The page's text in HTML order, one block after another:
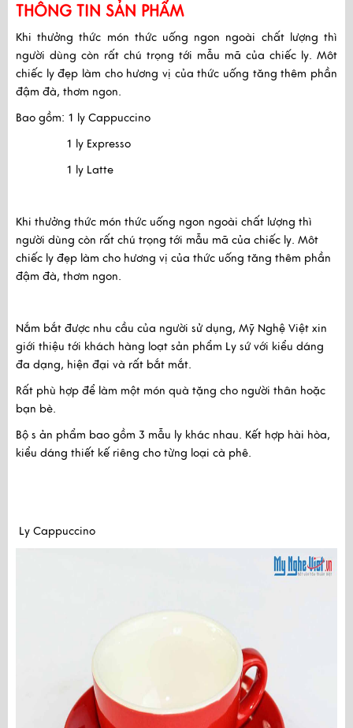
THÔNG TIN SẢN PHẨM
Khi thưởng thức món thức uống ngon ngoài chất lượng thì
người dùng còn rất chú trọng tới mẫu mã của chiếc ly. Môt
chiếc ly đẹp làm cho hương vị của thức uống tăng thêm phần
đậm đà, thơm ngon.
Bao gồm: 1 ly Cappuccino
1 ly Expresso
1 ly Latte
Khi thưởng thức món thức uống ngon ngoài chất lượng thì
người dùng còn rất chú trọng tới mẫu mã của chiếc ly. Môt
chiếc ly đẹp làm cho hương vị của thức uống tăng thêm phần
đậm đà, thơm ngon.
Nắm bắt được nhu cầu của người sử dụng, Mỹ Nghệ Việt xin
giới thiệu tới khách hàng loạt sản phẩm Ly sứ với kiểu dáng
đa dạng, hiện đại và rất bắt mắt.
Rất phù hợp để làm một món quà tặng cho người thân hoặc
bạn bè.
Bộ s ản phẩm bao gồm 3 mẫu ly khác nhau. Kết hợp hài hòa,
kiểu dáng thiết kế riêng cho từng loại cà phê.
Ly Cappuccino